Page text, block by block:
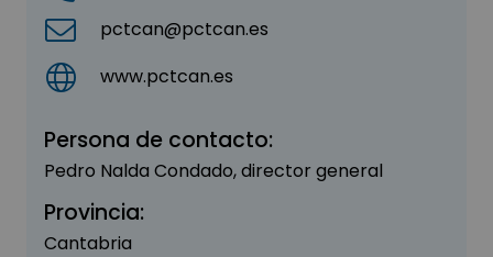
pctcan@pctcan.es
www.pctcan.es
Persona de contacto:
Pedro Nalda Condado, director general
Provincia:
Cantabria